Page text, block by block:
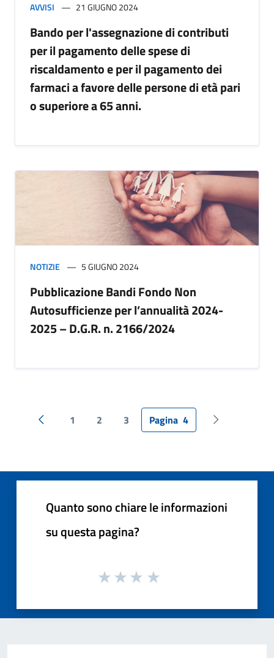
AVVISI 21 GIUGNO 2024
Bando per l'assegnazione di contributi
per il pagamento delle spese di
riscaldamento e per il pagamento dei
farmaci a favore delle persone di età pari
o superiore a 65 anni.
NOTIZIE 5 GIUGNO 2024
Pubblicazione Bandi Fondo Non
Autosufficienze per l’annualità 2024-
2025 – D.G.R. n. 2166/2024
Pagina precedente
1 2 3 Pagina 4 Pagina
Quanto sono chiare le informazioni
su questa pagina?